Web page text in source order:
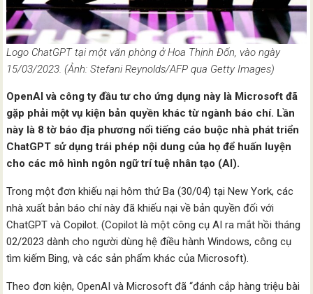
Logo ChatGPT tại một văn phòng ở Hoa Thịnh Đốn, vào ngày
15/03/2023. (Ảnh: Stefani Reynolds/AFP qua Getty Images)
OpenAI và công ty đầu tư cho ứng dụng này là Microsoft đã
gặp phải một vụ kiện bản quyền khác từ ngành báo chí. Lần
này là 8 tờ báo địa phương nổi tiếng cáo buộc nhà phát triển
ChatGPT sử dụng trái phép nội dung của họ để huấn luyện
cho các mô hình ngôn ngữ trí tuệ nhân tạo (AI).
Trong một đơn khiếu nại hôm thứ Ba (30/04) tại New York, các
nhà xuất bản báo chí này đã khiếu nại về bản quyền đối với
ChatGPT và Copilot. (Copilot là một công cụ AI ra mắt hồi tháng
02/2023 dành cho người dùng hệ điều hành Windows, công cụ
tìm kiếm Bing, và các sản phẩm khác của Microsoft).
Theo đơn kiện, OpenAI và Microsoft đã “đánh cắp hàng triệu bài